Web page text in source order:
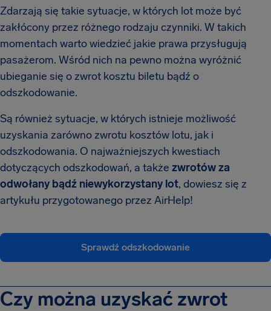
Zdarzają się takie sytuacje, w których lot może być
zakłócony przez różnego rodzaju czynniki. W takich
momentach warto wiedzieć jakie prawa przysługują
pasażerom. Wśród nich na pewno można wyróżnić
ubieganie się o zwrot kosztu biletu bądź o
odszkodowanie.
Są również sytuacje, w których istnieje możliwość
uzyskania zarówno zwrotu kosztów lotu, jak i
odszkodowania. O najważniejszych kwestiach
dotyczących odszkodowań, a także zwrotów za
odwołany bądź niewykorzystany lot, dowiesz się z
artykułu przygotowanego przez AirHelp!
Sprawdź odszkodowanie
Czy można uzyskać zwrot